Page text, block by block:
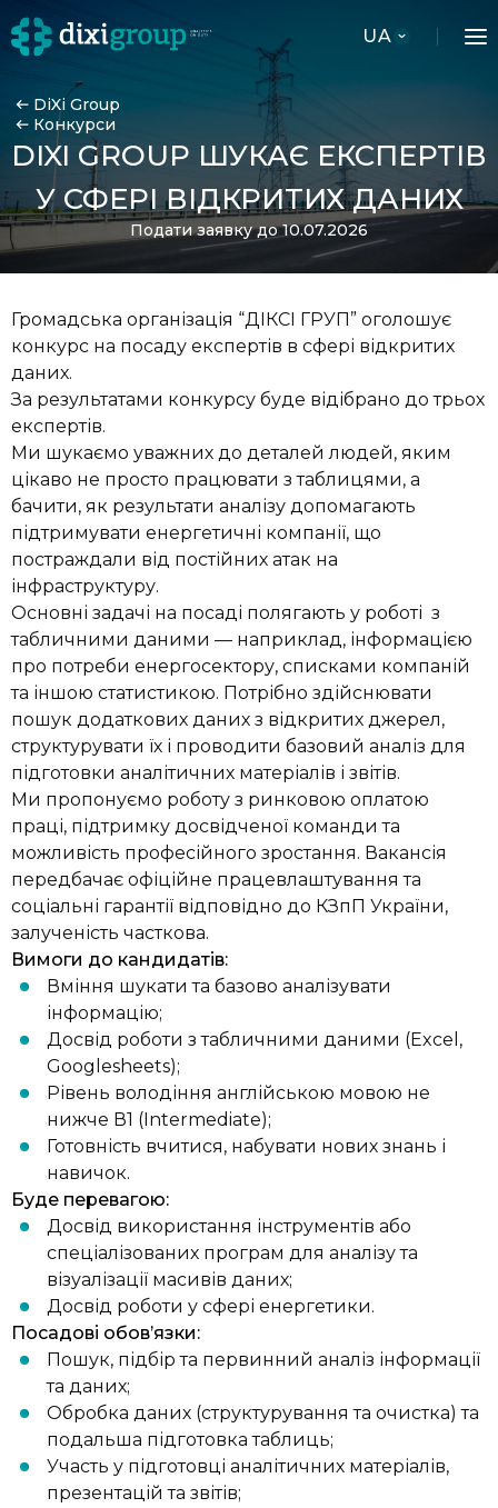
UA
DiXi Group
Конкурси
DIXI GROUP ШУКАЄ ЕКСПЕРТІВ
У СФЕРІ ВІДКРИТИХ ДАНИХ
Подати заявку до 10.07.2026
Громадська організація “ДІКСІ ГРУП” оголошує
конкурс на посаду експертів в сфері відкритих
даних.
За результатами конкурсу буде відібрано до трьох
експертів.
Ми шукаємо уважних до деталей людей, яким
цікаво не просто працювати з таблицями, а
бачити, як результати аналізу допомагають
підтримувати енергетичні компанії, що
постраждали від постійних атак на
інфраструктуру.
Основні задачі на посаді полягають у роботі з
табличними даними — наприклад, інформацією
про потреби енергосектору, списками компаній
та іншою статистикою. Потрібно здійснювати
пошук додаткових даних з відкритих джерел,
структурувати їх і проводити базовий аналіз для
підготовки аналітичних матеріалів і звітів.
Ми пропонуємо роботу з ринковою оплатою
праці, підтримку досвідченої команди та
можливість професійного зростання. Вакансія
передбачає офіційне працевлаштування та
соціальні гарантії відповідно до КЗпП України,
залученість часткова.
Вимоги до кандидатів:
Вміння шукати та базово аналізувати
інформацію;
Досвід роботи з табличними даними (Excel,
Googlesheets);
Рівень володіння англійською мовою не
нижче В1 (Intermediate);
Готовність вчитися, набувати нових знань і
навичок.
Буде перевагою:
Досвід використання інструментів або
спеціалізованих програм для аналізу та
візуалізації масивів даних;
Досвід роботи у сфері енергетики.
Посадові обов’язки:
Пошук, підбір та первинний аналіз інформації
та даних;
Обробка даних (структурування та очистка) та
подальша підготовка таблиць;
Участь у підготовці аналітичних матеріалів,
презентацій та звітів;